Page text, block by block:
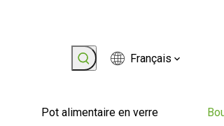
Français
Pot alimentaire en verre